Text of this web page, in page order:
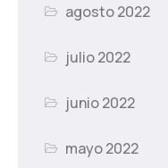
agosto 2022
julio 2022
junio 2022
mayo 2022